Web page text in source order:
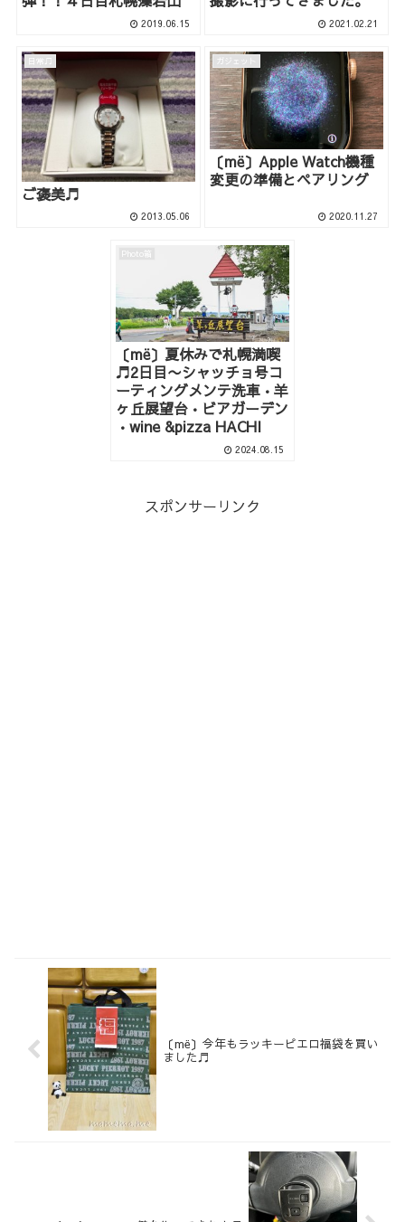
2019.06.15 2021.02.21
日常♫
ご褒美♬
2013.05.06
ガジェット
〔më〕Apple Watch機種
変更の準備とペアリング
2020.11.27
Photo箱
〔më〕夏休みで札幌満喫
♬2日目〜シャッチョ号コ
ーティングメンテ洗車•羊
ヶ丘展望台•ビアガーデン
•wine &pizza HACHI
2024.08.15
スポンサーリンク
〔më〕今年もラッキーピエロ福袋を買い
ました♬